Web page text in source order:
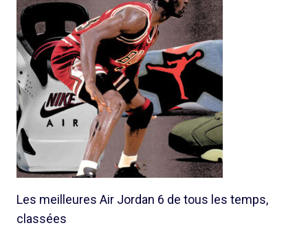
Les meilleures Air Jordan 6 de tous les temps,
classées